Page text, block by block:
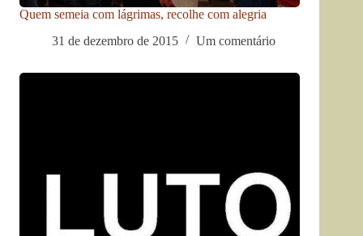
Quem semeia com lágrimas, recolhe com alegria
31 de dezembro de 2015
Um comentário